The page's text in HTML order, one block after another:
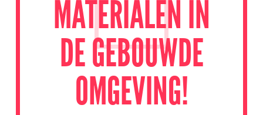
MATERIALEN IN
DE GEBOUWDE
OMGEVING!